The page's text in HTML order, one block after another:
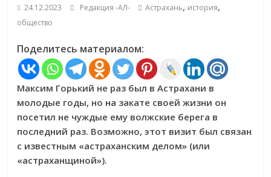
24.12.2023 Редакция -АЛ- Астрахань, история,
общество
Поделитесь материалом:
Максим Горький не раз был в Астрахани в
молодые годы, но на закате своей жизни он
посетил не чуждые ему волжские берега в
последний раз. Возможно, этот визит был связан
с известным «астраханским делом» (или
«астраханщиной»).